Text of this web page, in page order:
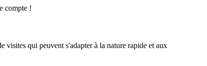
compte !
visites qui peuvent s'adapter à la nature rapide et aux